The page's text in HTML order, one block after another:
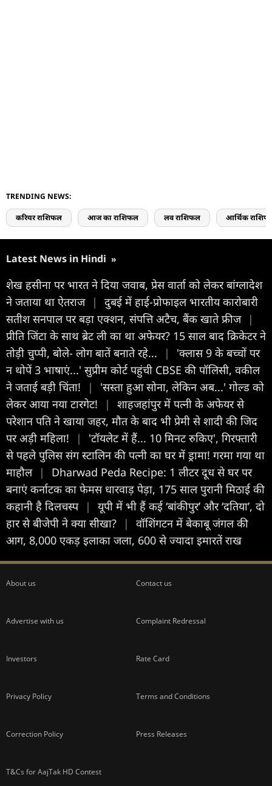
TRENDING NEWS:
करियर राशिफल आज का राशिफल लव राशिफल आर्थिक
Latest News in Hindi »
शेख हसीना पर भारत ने दिया जवाब, प्रेस वार्ता को लेकर बांग्लादेश
ने जताया था ऐतराज |
दुबई में हाई-प्रोफाइल भारतीय कारोबारी
सतीश सनपाल पर बड़ा एक्शन, संपत्ति अटैच, बैंक खाते फ्रीज |
प्रीत‍ि जिंटा के साथ ब्रेट ली का था अफेयर? 15 साल बाद क्रिकेटर ने
तोड़ी चुप्पी, बोले- लोग बातें बनाते रहे...
|
'क्लास 9 के बच्चों पर
न थोपें 3 भाषाएं...' सुप्रीम कोर्ट पहुंची CBSE की पॉलिसी, वकील
ने जताई बड़ी चिंता!
|
'सस्‍ता हुआ सोना, लेकिन अब...' गोल्‍ड को
लेकर आया नया टारगेट!
|
शाहजहांपुर में पत्नी के अफेयर से
परेशान पति ने खाया जहर, मौत के बाद भी प्रेमी से शादी की जिद
पर अड़ी महिला!
|
'टॉयलेट में हैं... 10 मिनट रुकिए', गिरफ्तारी
से पहले पुलिस संग स्टालिन की पत्नी का घर में ड्रामा! गरमा गया था
माहौल |
Dharwad Peda Recipe: 1 लीटर दूध से घर पर
बनाएं कर्नाटक का फेमस धारवाड़ पेड़ा, 175 साल पुरानी मिठाई की
कहानी है दिलचस्प |
यूपी में भी हैं कई ‘बांकीपुर’ और ‘दतिया’, दो
हार से बीजेपी ने क्या सीखा?
|
वॉशिंगटन में बेकाबू जंगल की
आग, 8,000 एकड़ इलाका जला, 600 से ज्यादा इमारतें राख
About us Contact us
Advertise with us Complaint Redressal
Investors Rate Card
Privacy Policy Terms and Conditions
Correction Policy Press Releases
T&Cs for AajTak HD Contest